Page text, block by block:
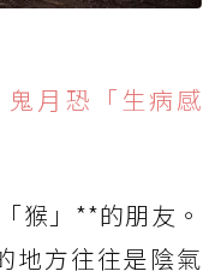
月恐「生病感
猴」**的朋友。
地方往往是陰氣